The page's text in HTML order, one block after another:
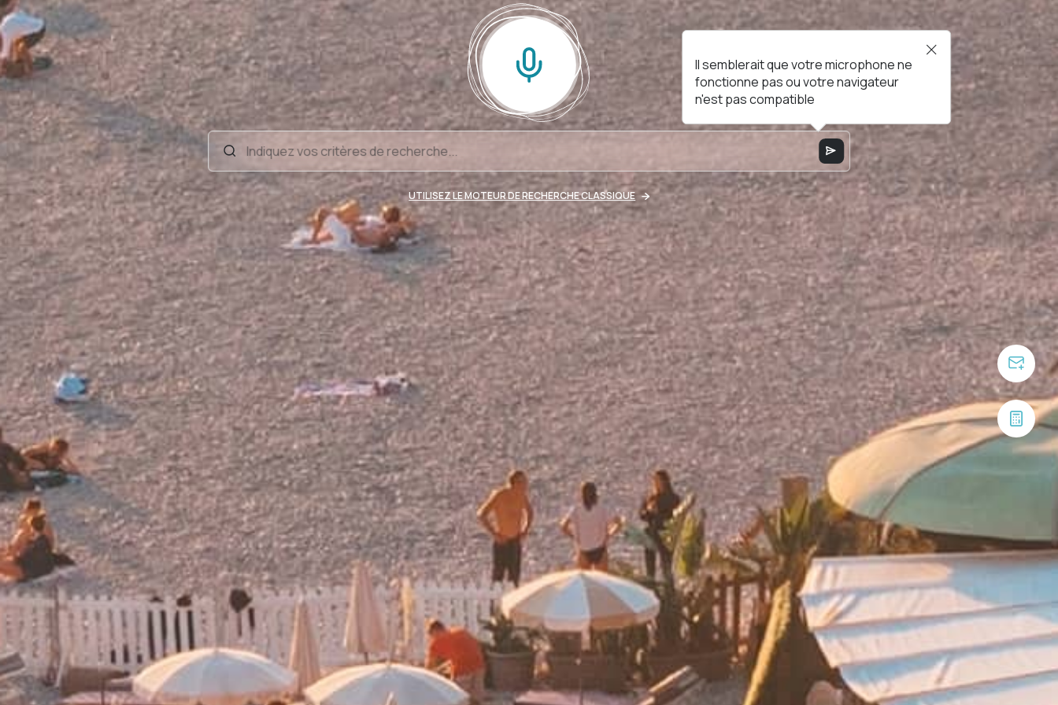
Il semblerait que votre microphone ne
fonctionne pas ou votre navigateur
n'est pas compatible
UTILISEZ LE MOTEUR DE RECHERCHE CLASSIQUE